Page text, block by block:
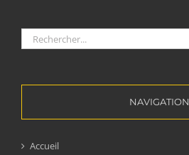
Rechercher:
NAVIGATION
Accueil